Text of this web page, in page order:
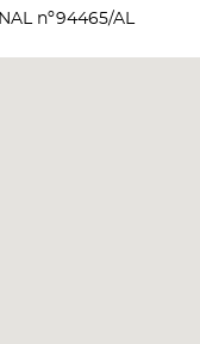
nº94465/AL